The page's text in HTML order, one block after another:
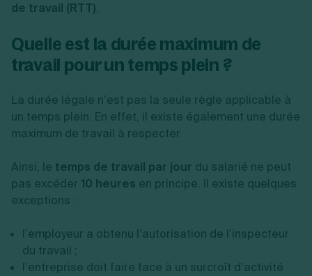
de travail (RTT).
Quelle est la durée maximum de
travail pour un temps plein ?
La durée légale n’est pas la seule règle applicable à
un temps plein. En effet, il existe également une durée
maximum de travail à respecter.
Ainsi, le temps de travail par jour du salarié ne peut
pas excéder 10 heures en principe. Il existe quelques
exceptions :
l’employeur a obtenu l’autorisation de l’inspecteur
du travail ;
l’entreprise doit faire face à un surcroît d’activité